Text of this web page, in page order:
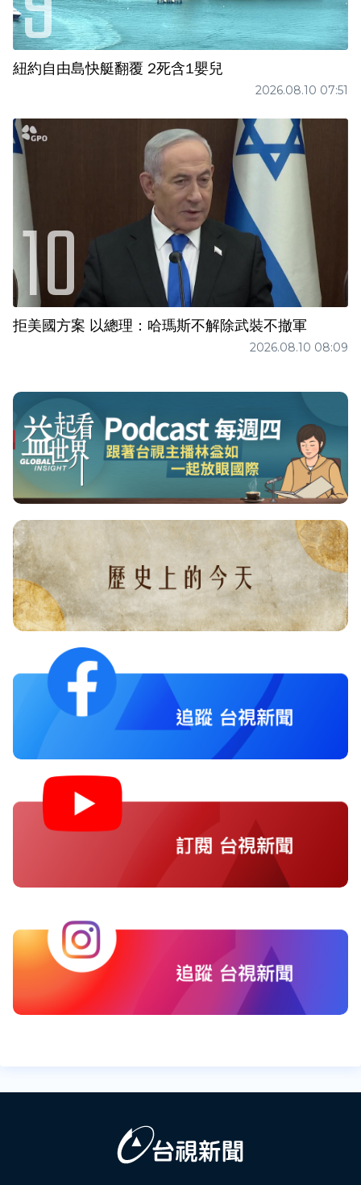
紐約自由島快艇翻覆 2死含1嬰兒
2026.08.10 07:51
拒美國方案 以總理：哈瑪斯不解除武裝不撤軍
2026.08.10 08:09